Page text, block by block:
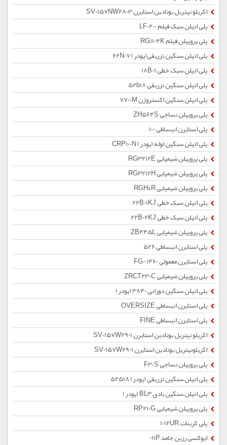
اکریلو نیتریل بوتادین استایرن SV0157NW2803
پلی اتیلن سبک فیلم LF0200
پلی پروپیلن فیلم RG1104K
پلی اتیلن سنگین تزریقی(پودر) 62N07
پلی اتیلن سبک خطی 18B01
پلی اتیلن سنگین تزریقی 52b18
پلی اتیلن سنگین اکستروژن 7700M
پلی پروپیلن نساجی ZH564S
پلی استایرن انبساطی 100
پلی اتیلن سنگین لوله (پودر) CRP100N
پلی پروپیلن شیمیایی RG3212E
پلی پروپیلن شیمیایی RG3212H
پلی پروپیلن شیمیایی RGH&R
پلی اتیلن سبک خطی 22B01KJ
پلی اتیلن سبک خطی 22B02KJ
پلی پروپیلن شیمیایی ZB445L
پلی استایرن انبساطی 526
پلی استایرن معمولی 1460-FG
پلی پروپیلن شیمیایی ZRCT230C
پلی اتیلن سنگین دورانی 3840 (پودر)
پلی استایرن انبساطی OVERSIZE
پلی استایرن انبساطی FINE
اکریلو نیتریل بوتادین استایرن SV0157W2901
اکریلونیتریل بوتادین استایرن SV0157W2901
پلی پروپیلن نساجی F30S
پلی اتیلن سنگین تزریقی (پودر) 52518
پلی اتیلن سنگین بادی BL3 (پودر)
پلی پروپیلن شیمیایی RP210G
پلی کربنات 1012UR
اپوکسی رزین جامد 011P